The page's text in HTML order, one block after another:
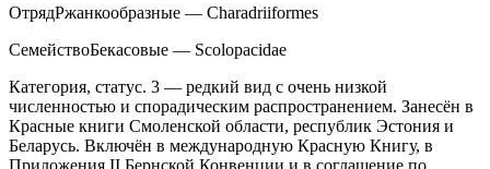
ОтрядРжанкообразные — Charadriiformes
СемействоБекасовые — Scolopacidae
Категория, статус. 3 — редкий вид с очень низкой
численностью и спорадическим распростра­нением. Занесён в
Красные книги Смоленской об­ласти, республик Эстония и
Беларусь. Включён в международную Красную Книгу, в